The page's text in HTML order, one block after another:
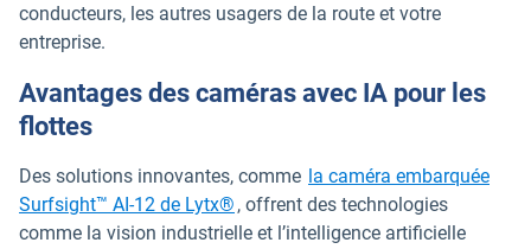
conducteurs, les autres usagers de la route et votre
entreprise.
Avantages des caméras avec IA pour les
flottes
Des solutions innovantes, comme la caméra embarquée
Surfsight™ AI-12 de Lytx® Ouvrir dans une nouvelle fenêtre
, offrent des technologies
comme la vision industrielle et l’intelligence artificielle